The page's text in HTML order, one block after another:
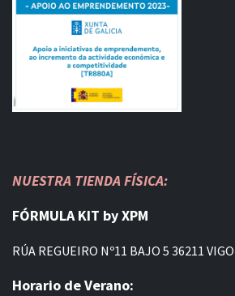
NUESTRA TIENDA FÍSICA:
FÓRMULA KIT by XPM
RÚA REGUEIRO Nº11 BAJO 5 36211 VIGO
Horario de Verano: